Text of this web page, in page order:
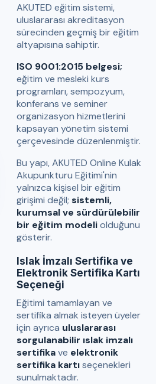
AKUTED eğitim sistemi,
uluslararası akreditasyon
sürecinden geçmiş bir eğitim
altyapısına sahiptir.
ISO 9001:2015 belgesi;
eğitim ve mesleki kurs
programları, sempozyum,
konferans ve seminer
organizasyon hizmetlerini
kapsayan yönetim sistemi
çerçevesinde düzenlenmiştir.
Bu yapı, AKUTED Online Kulak
Akupunkturu Eğitimi'nin
yalnızca kişisel bir eğitim
girişimi değil; sistemli,
kurumsal ve sürdürülebilir
bir eğitim modeliolduğunu
gösterir.
Islak İmzalı Sertifika ve
Elektronik Sertifika Kartı
Seçeneği
Eğitimi tamamlayan ve
sertifika almak isteyen üyeler
için ayrıca uluslararası
sorgulanabilir ıslak imzalı
sertifikave elektronik
sertifika kartıseçenekleri
sunulmaktadır.